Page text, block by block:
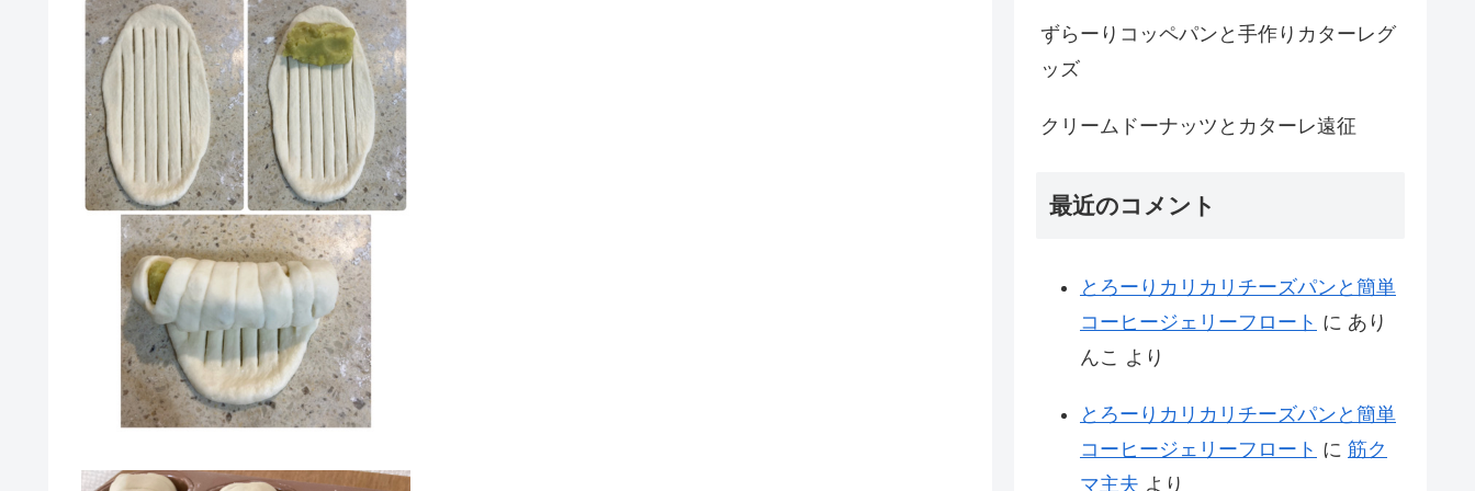
ずらーりコッペパンと手作りカターレグ
ッズ
クリームドーナッツとカターレ遠征
最近のコメント
とろーりカリカリチーズパンと簡単
コーヒージェリーフロート に あり
んこ より
とろーりカリカリチーズパンと簡単
コーヒージェリーフロート に 筋ク
マ主夫 より